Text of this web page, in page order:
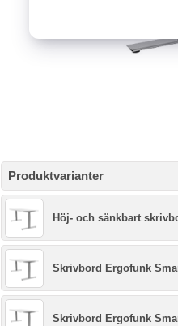
Produktvarianter
Höj- och sänkbart
Skrivbord Ergofunk
Skrivbord Ergofunk